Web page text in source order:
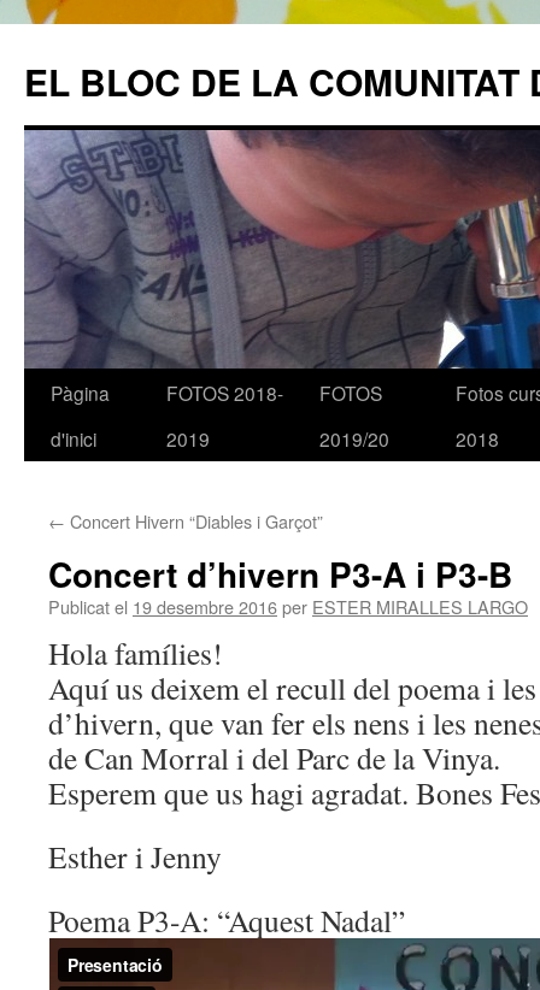
EL BLOC DE LA COMUNITAT
Vés
Pàgina
d'inici
FOTOS 2018-
2019
FOTOS
2019/20
Fotos
2018
← Concert Hivern “Diables i Garçot”
Concert d’hivern P3-A i P3-B
Publicat el 19 desembre 2016per ESTER MIRALLES LARGO
Hola famílies!
Aquí us deixem el recull del poema i
d’hivern, que van fer els nens i les
de Can Morral i del Parc de la Vinya.
Esperem que us hagi agradat. Bones
Esther i Jenny
Poema P3-A: “Aquest Nadal”